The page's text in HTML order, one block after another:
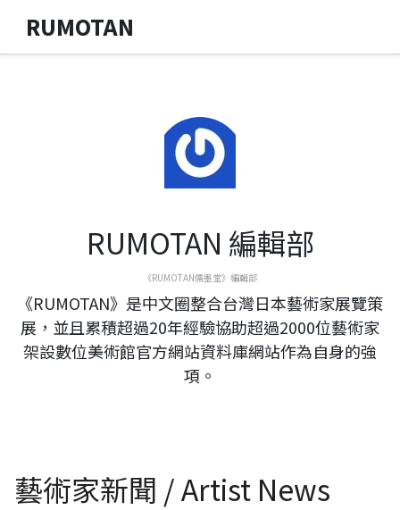
RUMOTAN
RUMOTAN 編輯部
《RUMOTAN儒墨堂》編輯部
《RUMOTAN》是中文圈整合台灣日本藝術家展覽策
展，並且累積超過20年經驗協助超過2000位藝術家
架設數位美術館官方網站資料庫網站作為自身的強
項。
藝術家新聞 / Artist News